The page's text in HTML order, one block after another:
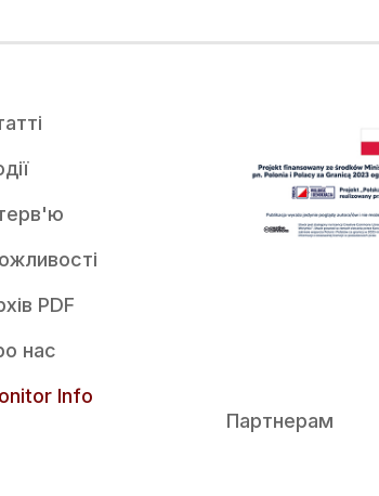
PDF
нас
Info
Партнерам